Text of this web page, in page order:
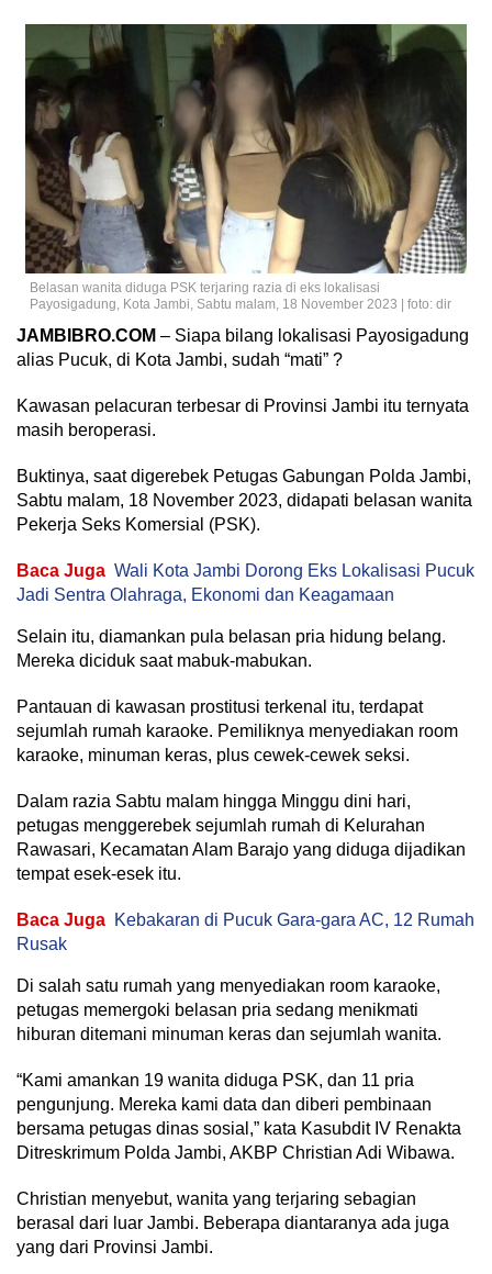
Belasan wanita diduga PSK terjaring razia di eks lokalisasi
Payosigadung, Kota Jambi, Sabtu malam, 18 November 2023 | foto: dir
JAMBIBRO.COM – Siapa bilang lokalisasi Payosigadung
alias Pucuk, di Kota Jambi, sudah “mati” ?
Kawasan pelacuran terbesar di Provinsi Jambi itu ternyata
masih beroperasi.
Buktinya, saat digerebek Petugas Gabungan Polda Jambi,
Sabtu malam, 18 November 2023, didapati belasan wanita
Pekerja Seks Komersial (PSK).
Baca Juga Wali Kota Jambi Dorong Eks Lokalisasi Pucuk
Jadi Sentra Olahraga, Ekonomi dan Keagamaan
Selain itu, diamankan pula belasan pria hidung belang.
Mereka diciduk saat mabuk-mabukan.
Pantauan di kawasan prostitusi terkenal itu, terdapat
sejumlah rumah karaoke. Pemiliknya menyediakan room
karaoke, minuman keras, plus cewek-cewek seksi.
Dalam razia Sabtu malam hingga Minggu dini hari,
petugas menggerebek sejumlah rumah di Kelurahan
Rawasari, Kecamatan Alam Barajo yang diduga dijadikan
tempat esek-esek itu.
Baca Juga Kebakaran di Pucuk Gara-gara AC, 12 Rumah
Rusak
Di salah satu rumah yang menyediakan room karaoke,
petugas memergoki belasan pria sedang menikmati
hiburan ditemani minuman keras dan sejumlah wanita.
“Kami amankan 19 wanita diduga PSK, dan 11 pria
pengunjung. Mereka kami data dan diberi pembinaan
bersama petugas dinas sosial,” kata Kasubdit IV Renakta
Ditreskrimum Polda Jambi, AKBP Christian Adi Wibawa.
Christian menyebut, wanita yang terjaring sebagian
berasal dari luar Jambi. Beberapa diantaranya ada juga
yang dari Provinsi Jambi.